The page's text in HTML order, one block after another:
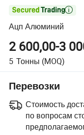

Ацп Алюминий
2 600,00-3
5 Тонны (MOQ)
Перевозки
Стоимость
по вопросам